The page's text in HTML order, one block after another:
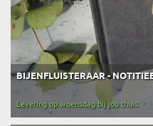
BIJENFLUISTERAAR -
Levering op woensdag bij jou thuis